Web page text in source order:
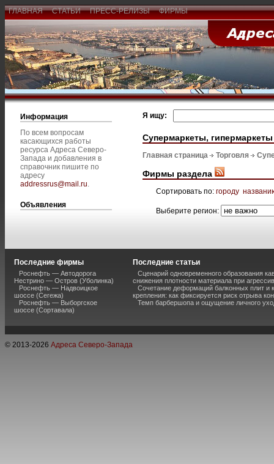
ГЛАВНАЯ СТАТЬИ ПРЕСС-РЕЛИЗЫ ФИРМЫ
Информация
По всем вопросам
касающихся работы
ресурса Адреса Северо-
Запада и добавления в
справочник пишите по
адресу
addressrus@mail.ru.
Объявления
Я ищу:
Супермаркеты, гипермаркеты
Главная страница Торговля
Фирмы раздела
Сортировать по: городу
Выберите регион:
Последние фирмы
Роснефть — Автодорога
Нестрино — Остров (Уболинка)
Роснефть — Надвоицкое
шоссе (Сегежа)
Роснефть — Выборгское
шоссе (Сортавала)
Последние статьи
Сценарий одновременного образования
снижения плотности материала при
Сочетание деформаций балконных плит и
крепления: как фиксируется риск отрыва
Темп барбершопа и ощущение личного
© 2013-2026 Адреса Северо-Запада